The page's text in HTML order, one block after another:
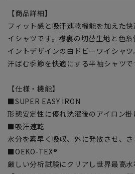
【商品詳細】
フィット感と吸汗速乾機能を加えた
イシャツです。襟裏の切替生地と色
イントデザインの白ドビーワイシャ
汗ばむ季節を快適にする半袖シャツで
【仕様・機能】
■SUPER EASY IRON
形態安定性に優れ洗濯後のアイロン掛
■吸汗速乾
水分を素早く吸収、外に発散させ、さ
■OEKO-TEX®
厳しい分析試験にクリアし世界最高